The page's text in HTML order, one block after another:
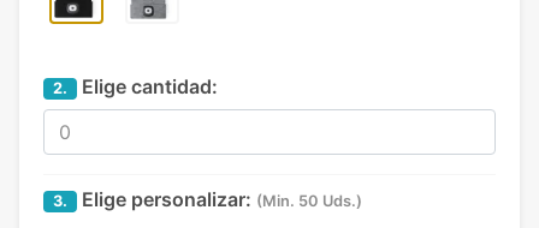
2. Elige cantidad:
3. Elige personalizar: (Min. 50 Uds.)